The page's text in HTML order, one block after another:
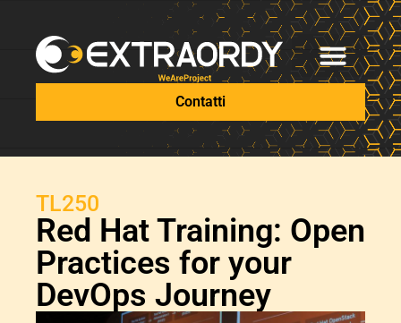
Contatti
TL250
Red Hat Training: Open
Practices for your
DevOps Journey